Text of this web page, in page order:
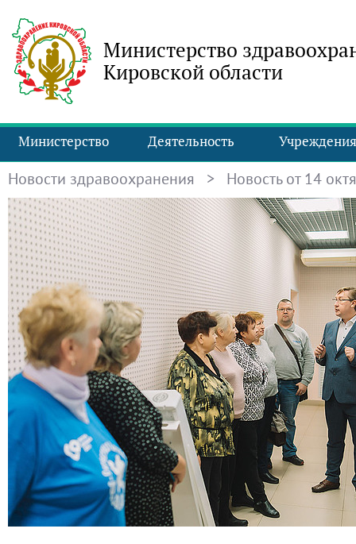
Министерство
Кировской области
Министерство Деятельность Учреждения
Новости здравоохранения > Новость от 14